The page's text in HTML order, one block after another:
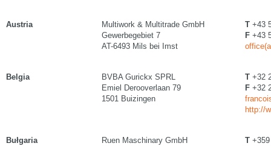
Austria
Multiwork & Multitrade GmbH
Gewerbegebiet 7
AT-6493 Mils bei Imst
T +43
F +43
Belgia
BVBA Gurickx SPRL
Emiel Derooverlaan 79
1501 Buizingen
T +32
F +32
http://
Bułgaria
Ruen Maschinary GmbH
T